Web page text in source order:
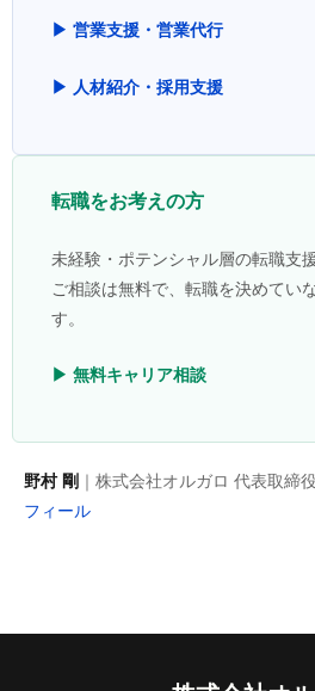
▶ 営業支援・営業代行
▶ 人材紹介・採用支援
転職をお考えの方
未経験・ポテンシャル層の転職支
ご相談は無料で、転職を決めてい
す。
▶ 無料キャリア相談
野村 剛 ｜株式会社オルガロ 代表取締
フィール